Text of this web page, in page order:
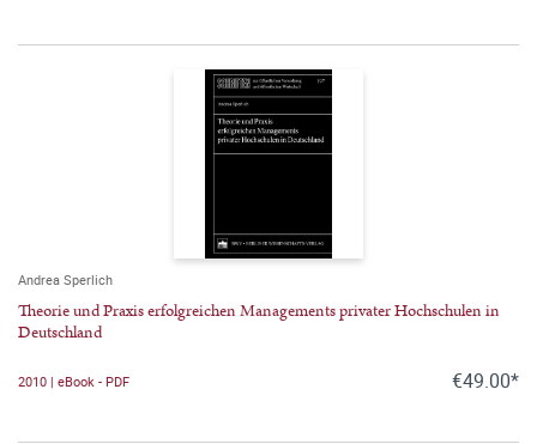
Andrea Sperlich
Theorie und Praxis erfolgreichen Managements privater Hochschulen in
Deutschland
2010 | eBook - PDF €49.00*